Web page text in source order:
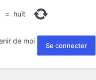
= huit
de moi